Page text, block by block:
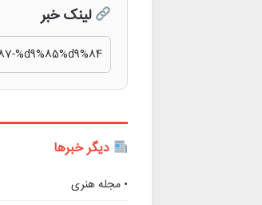
لینک خبر
دیگر خبرها
• مجله هنری